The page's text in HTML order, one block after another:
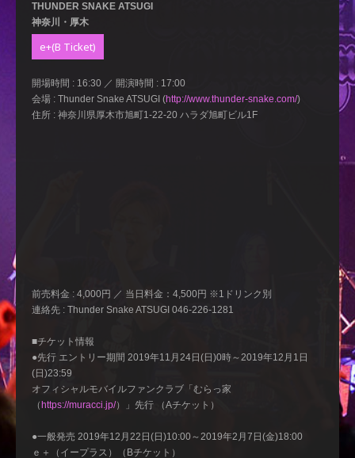
THUNDER SNAKE ATSUGI
神奈川・厚木
e+(B Ticket)
開場時間 : 16:30 ／ 開演時間 : 17:00
会場 : Thunder Snake ATSUGI (http://www.thunder-snake.com/)
住所 : 神奈川県厚木市旭町1-22-20 ハラダ旭町ビル1F
前売料金 : 4,000円 ／ 当日料金：4,500円 ※1ドリンク別
連絡先 : Thunder Snake ATSUGI 046-226-1281
■チケット情報
●先行 エントリー期間 2019年11月24日(日)0時～2019年12月1日
(日)23:59
オフィシャルモバイルファンクラブ「むらっ家
（ https://muracci.jp/）」先行 （Aチケット）
●一般発売 2019年12月22日(日)10:00～2019年2月7日(金)18:00
ｅ＋（イープラス）（Bチケット）